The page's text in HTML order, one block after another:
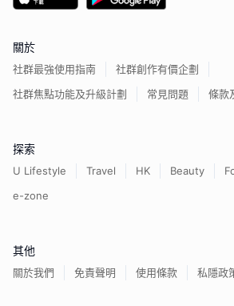
關於
社群最強使用指南
社群創作有價企劃
社群焦點功能及升級計劃
常見問題 條款
探索
U Lifestyle Travel HK Beauty
e-zone
其他
關於我們 免責聲明 使用條款 私隱政